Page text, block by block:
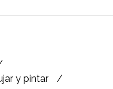
y pintar